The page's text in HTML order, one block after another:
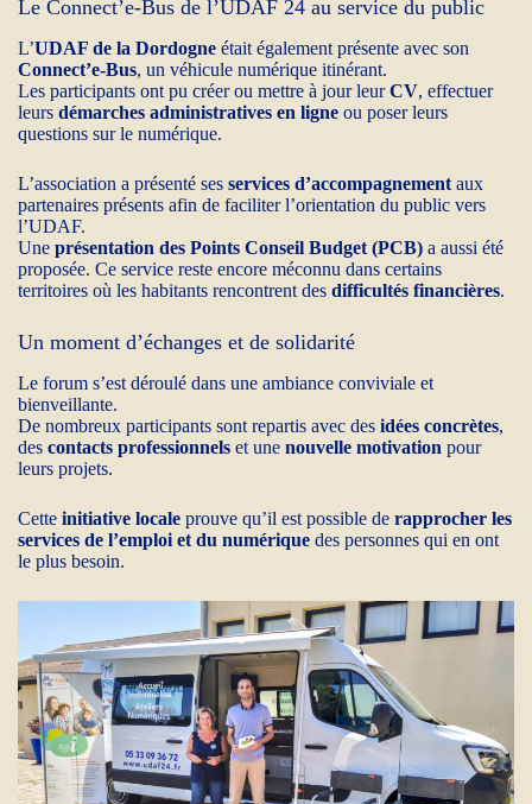
Le Connect’e‑Bus de l’UDAF 24 au service du public
L’UDAF de la Dordogne était également présente avec son
Connect’e‑Bus, un véhicule numérique itinérant.
Les participants ont pu créer ou mettre à jour leurCV, effectuer
leurs démarches administratives en ligne ou poser leurs
questions sur le numérique.
L’association a présenté ses services d’accompagnement aux
partenaires présents afin de faciliter l’orientation du public vers
l’UDAF.
Une présentation des Points Conseil Budget (PCB) a aussi été
proposée. Ce service reste encore méconnu dans certains
territoires où les habitants rencontrent des difficultés financières.
Un moment d’échanges et de solidarité
Le forum s’est déroulé dans une ambiance conviviale et
bienveillante.
De nombreux participants sont repartis avec des idées concrètes,
des contacts professionnels et une nouvelle motivation pour
leurs projets.
Cette initiative locale prouve qu’il est possible de rapprocher les
services de l’emploi et du numérique des personnes qui en ont
le plus besoin.